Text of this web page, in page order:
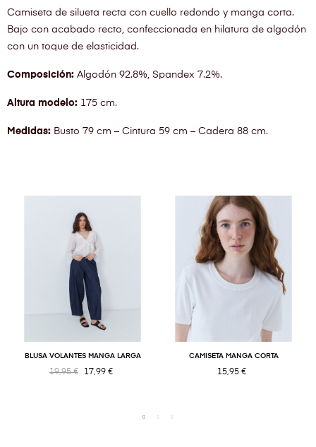
Camiseta de silueta recta con cuello redondo y manga corta.
Bajo con acabado recto, confeccionada en hilatura de algodón
con un toque de elasticidad.
Composición: Algodón 92.8%, Spandex 7.2%.
Altura modelo: 175 cm.
Medidas: Busto 79 cm – Cintura 59 cm – Cadera 88 cm.
BLUSA VOLANTES MANGA LARGA
19,95 € 17,99 €
CAMISETA MANGA CORTA
15,95 €